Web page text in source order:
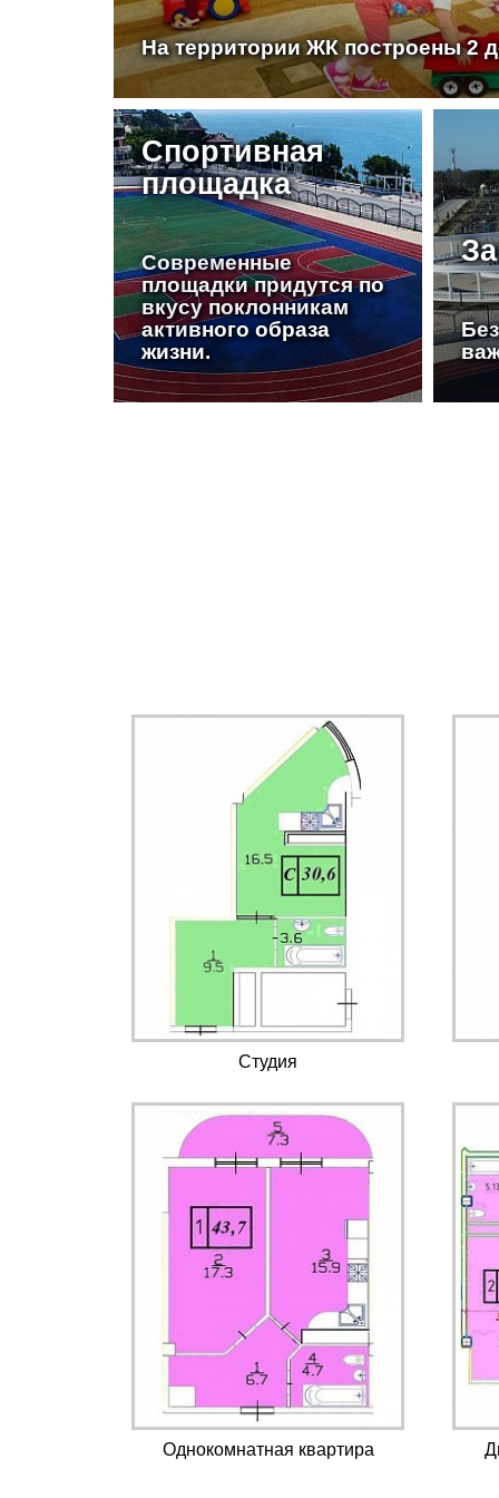
На территории ЖК построены 2
Спортивная
площадка
Современные
площадки придутся по
вкусу поклонникам
активного образа
жизни.
Студия
Однокомнатная квартира